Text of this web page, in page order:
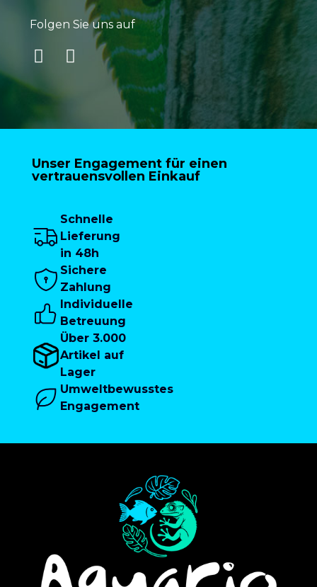
Folgen Sie uns auf
Unser Engagement für einen
vertrauensvollen Einkauf
Schnelle
Lieferung
in 48h
Sichere
Zahlung
Individuelle
Betreuung
Über 3.000
Artikel auf
Lager
Umweltbewusstes
Engagement